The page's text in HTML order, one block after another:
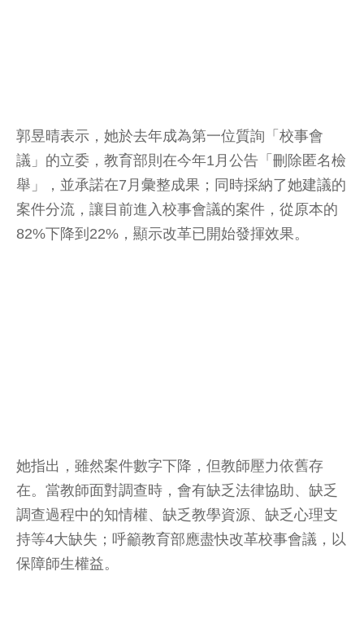
郭昱晴表示，她於去年成為第一位質詢「校事會
議」的立委，教育部則在今年1月公告「刪除匿名檢
舉」，並承諾在7月彙整成果；同時採納了她建議的
案件分流，讓目前進入校事會議的案件，從原本的
82%下降到22%，顯示改革已開始發揮效果。
她指出，雖然案件數字下降，但教師壓力依舊存
在。當教師面對調查時，會有缺乏法律協助、缺乏
調查過程中的知情權、缺乏教學資源、缺乏心理支
持等4大缺失；呼籲教育部應盡快改革校事會議，以
保障師生權益。